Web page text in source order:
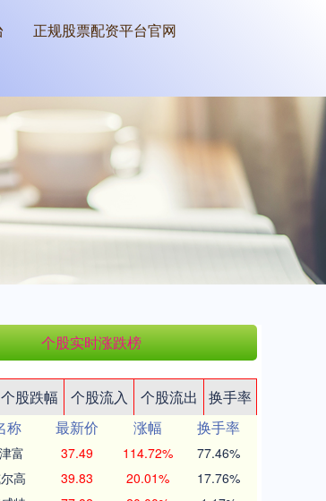
正规股票配资平台官网
个股实时涨跌榜
个股跌幅 个股流入 个股流出
换手率
称 最新价 涨幅
换手率
富 37.49 114.72% 77.46%
高 39.83 20.01% 17.76%